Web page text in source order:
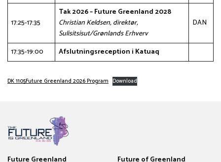
17:25-17:35
Tak 2026 – Future Greenland 2028
Christian Keldsen, direktør,
Sulisitsisut/Grønlands Erhverv
DAN
17:35-19:00 Afslutningsreception i Katuaq
DK 1105Future Greenland 2026 Program Download